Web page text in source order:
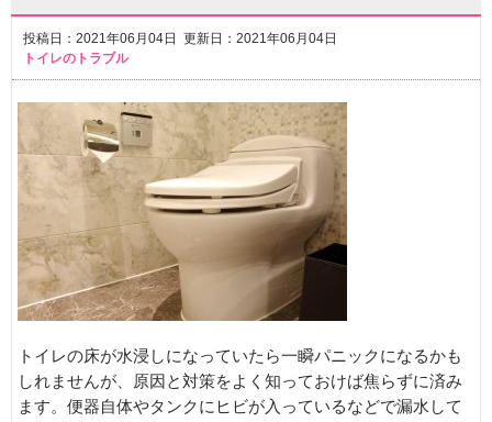
投稿日：2021年06月04日 更新日：2021年06月04日
トイレのトラブル
トイレの床が水浸しになっていたら一瞬パニックになるかも
しれませんが、原因と対策をよく知っておけば焦らずに済み
ます。便器自体やタンクにヒビが入っているなどで漏水して